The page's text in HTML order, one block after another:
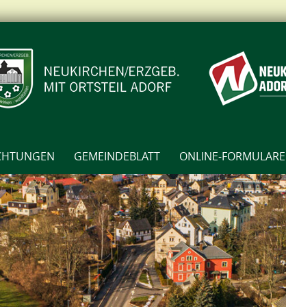
GEMEINDEBLATT ONLINE-FORMULARE